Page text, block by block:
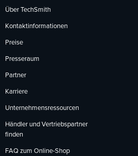
Über TechSmith
Kontaktinformationen
Preise
Presseraum
Partner
Karriere
Unternehmensressourcen
Händler und Vertriebspartner
finden
FAQ zum Online-Shop